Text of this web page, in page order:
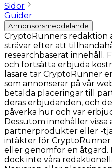
Sidor
Guider
Annonsörsmeddelande
CryptoRunners redaktion
strävar efter att
researchbaserat innehåll.
och fortsätta erbjuda
läsare tar CryptoRunner
som annonserar på vår
betalda placeringar till
deras erbjudanden, och
påverka hur och var
Dessutom innehåller
partnerprodukter eller -
intäkter för
eller genomför en åtgärd.
dock inte våra